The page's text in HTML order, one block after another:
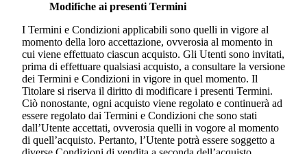
Modifiche ai presenti Termini
I Termini e Condizioni applicabili sono quelli in vigore al
momento della loro accettazione, ovverosia al momento in
cui viene effettuato ciascun acquisto. Gli Utenti sono invitati,
prima di effettuare qualsiasi acquisto, a consultare la versione
dei Termini e Condizioni in vigore in quel momento. Il
Titolare si riserva il diritto di modificare i presenti Termini.
Ciò nonostante, ogni acquisto viene regolato e continuerà ad
essere regolato dai Termini e Condizioni che sono stati
dall’Utente accettati, ovverosia quelli in vogore al momento
di quell’acquisto. Pertanto, l’Utente potrà essere soggetto a